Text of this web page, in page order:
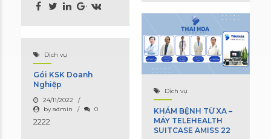
Dịch vụ
KHÁM BỆNH TỪ XA –
MÁY TELEHEALTH
SUITCASE AMISS 22
Dịch vụ
Gói KSK Doanh
Nghiệp
24/11/2022
by admin
0
2222